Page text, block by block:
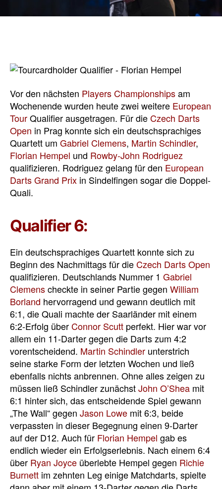
Vor den nächsten Players Championshipsam
Wochenende wurden heute zwei weitere European
TourQualifier ausgetragen. Für dieCzech Darts
Open in Prag konnte sich ein deutschsprachiges
Quartett um Gabriel Clemens, Martin Schindler,
Florian Hempel und Rowby-John Rodriguez
qualifizieren. Rodriguez gelang für den European
Darts Grand Prix in Sindelfingen sogar die Doppel-
Quali.
Qualifier 6:
Ein deutschsprachiges Quartett konnte sich zu
Beginn des Nachmittags für dieCzech Darts Open
qualifizieren. Deutschlands Nummer 1 Gabriel
Clemenscheckte in seiner Partie gegen William
Borland hervorragend und gewann deutlich mit
6:1, die Quali machte der Saarländer mit einem
6:2-Erfolg überConnor Scutt perfekt. Hier war vor
allem ein 11-Darter gegen die Darts zum 4:2
vorentscheidend. Martin Schindler unterstrich
seine starke Form der letzten Wochen und ließ
ebenfalls nichts anbrennen. Ohne alles zeigen zu
müssen ließ Schindler zunächstJohn O’Shea mit
6:1 hinter sich, das entscheidende Spiel gewann
„The Wall“ gegen Jason Lowe mit 6:3, beide
verpassten in dieser Begegnung einen 9-Darter
auf der D12. Auch für Florian Hempel gab es
endlich wieder ein Erfolgserlebnis. Nach einem 6:4
über Ryan Joyce überlebte Hempel gegen Richie
Burnett im zehnten Leg einige Matchdarts, spielte